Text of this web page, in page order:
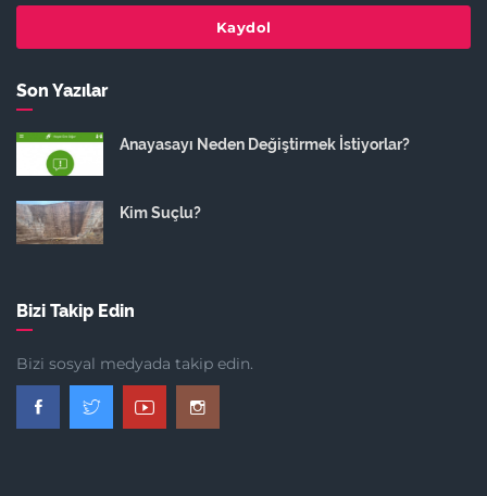
Kaydol
Son Yazılar
Anayasayı Neden Değiştirmek İstiyorlar?
Kim Suçlu?
Bizi Takip Edin
Bizi sosyal medyada takip edin.